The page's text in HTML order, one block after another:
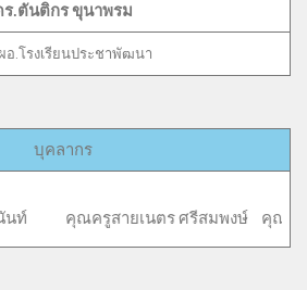
ร.ตันติกร ขุนาพรม
อ.โรงเรียนประชาพัฒนา
บุคลากร
ตร ศรีสมพงษ์ คุณครูอนุชิต